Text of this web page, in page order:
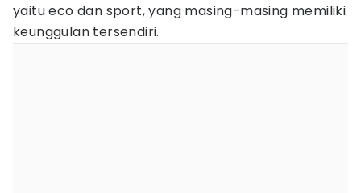
yaitu eco dan sport, yang masing-masing memiliki
keunggulan tersendiri.